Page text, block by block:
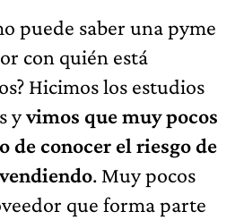
puede saber una pyme
con quién está
Hicimos los estudios
yvimos que muy pocos
de conocer el riesgo de
. Muy pocos
que forma parte